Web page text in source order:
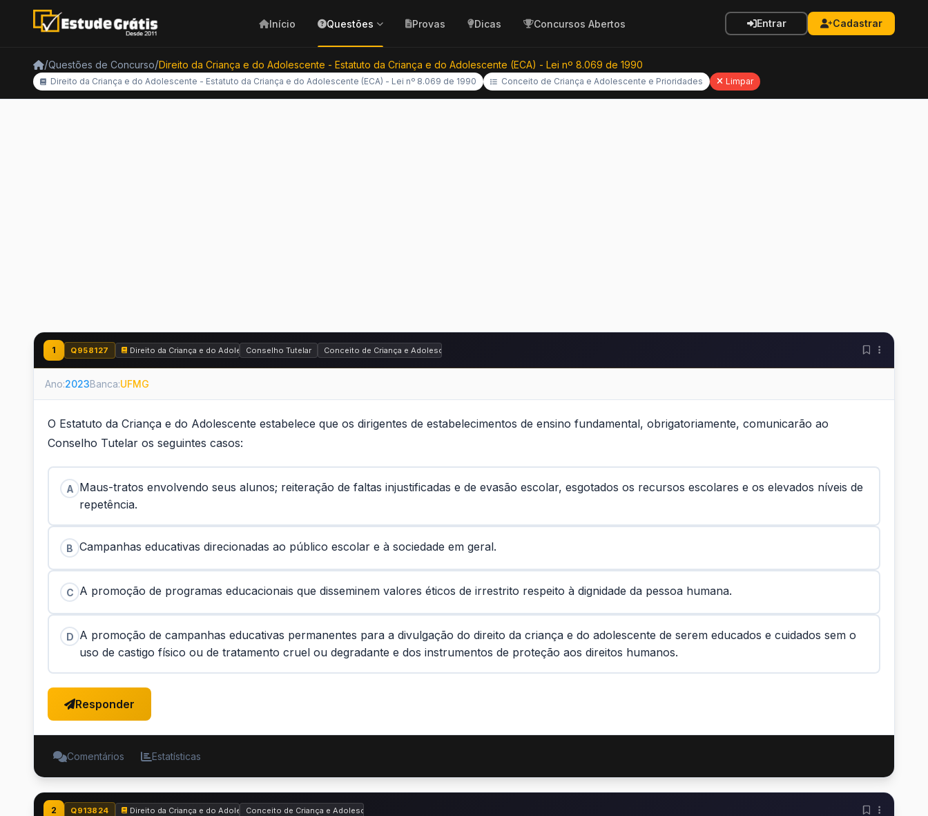
Início Questões Provas Dicas Concursos Abertos Entrar Cadastrar
/Questões de Concurso/Direito da Criança e do Adolescente - Estatuto da Criança e do Adolescente (ECA) - Lei nº 8.069 de 1990
Direito da Criança e do Adolescente - Estatuto da Criança e do Adolescente (ECA) - Lei nº 8.069 de 1990 Conceito de Criança e Adolescente e Prioridades Limpar
1 Q958127 Direito da Criança e do Adolescente - Estatuto da Criança e do Adolescente (ECA) - Lei nº 8.069 de 1990
Conselho Tutelar Conceito de Criança e Adolescente e Prioridades
Ano:2023Banca:UFMG
O Estatuto da Criança e do Adolescente estabelece que os dirigentes de estabelecimentos de ensino fundamental, obrigatoriamente, comunicarão ao
Conselho Tutelar os seguintes casos:
A Maus-tratos envolvendo seus alunos; reiteração de faltas injustificadas e de evasão escolar, esgotados os recursos escolares e os elevados níveis de
repetência.
B Campanhas educativas direcionadas ao público escolar e à sociedade em geral.
C A promoção de programas educacionais que disseminem valores éticos de irrestrito respeito à dignidade da pessoa humana.
D A promoção de campanhas educativas permanentes para a divulgação do direito da criança e do adolescente de serem educados e cuidados sem o
uso de castigo físico ou de tratamento cruel ou degradante e dos instrumentos de proteção aos direitos humanos.
Responder
Comentários Estatísticas
2 Q913824 Direito da Criança e do Adolescente - Estatuto da Criança e do Adolescente (ECA) - Lei nº 8.069 de 1990
Conceito de Criança e Adolescente e Prioridades